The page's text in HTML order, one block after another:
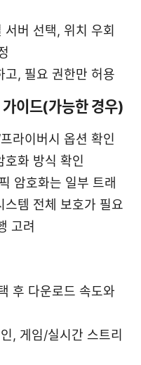
버 선택, 위치 우회
고, 필요 권한만 허용
이드(가능한 경우)
라이버시 옵션 확인
호화 방식 확인
암호화는 일부 트래
스템 전체 보호가 필요
고려
후 다운로드 속도와
, 게임/실시간 스트리